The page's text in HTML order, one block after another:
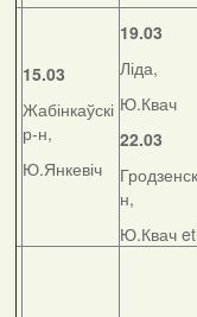
15.03
Жабінкаўскі
р-н,
Ю.Янкевіч
19.03
Ліда,
Ю.Квач
22.03
н,
Ю.Квач